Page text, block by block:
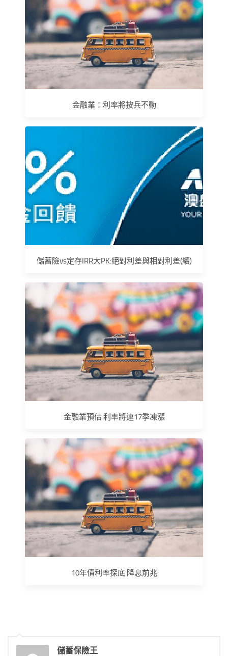
金融業：利率將按兵不動
儲蓄險vs定存IRR大PK:絕對利差與相對利差(續)
金融業預估 利率將連17季凍漲
10年債利率探底 降息前兆
儲蓄保險王